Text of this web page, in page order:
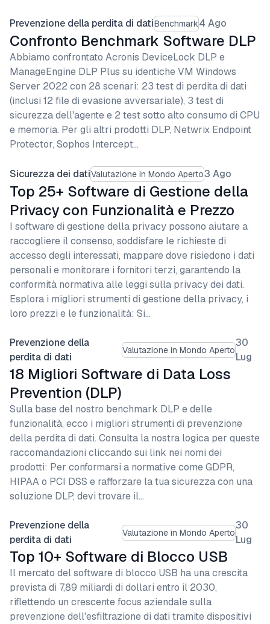
Prevenzione della perdita di datiBenchmark4 Ago
Confronto Benchmark Software DLP
Abbiamo confrontato Acronis DeviceLock DLP e
ManageEngine DLP Plus su identiche VM Windows
Server 2022 con 28 scenari: 23 test di perdita di dati
(inclusi 12 file di evasione avversariale), 3 test di
sicurezza dell'agente e 2 test sotto alto consumo di CPU
e memoria. Per gli altri prodotti DLP, Netwrix Endpoint
Protector, Sophos Intercept…
Sicurezza dei datiValutazione in Mondo Aperto3 Ago
Top 25+ Software di Gestione della
Privacy con Funzionalità e Prezzo
I software di gestione della privacy possono aiutare a
raccogliere il consenso, soddisfare le richieste di
accesso degli interessati, mappare dove risiedono i dati
personali e monitorare i fornitori terzi, garantendo la
conformità normativa alle leggi sulla privacy dei dati.
Esplora i migliori strumenti di gestione della privacy, i
loro prezzi e le funzionalità: Si…
Prevenzione della
perdita di dati
Valutazione in Mondo Aperto
30
Lug
18 Migliori Software di Data Loss
Prevention (DLP)
Sulla base del nostro benchmark DLP e delle
funzionalità, ecco i migliori strumenti di prevenzione
della perdita di dati. Consulta la nostra logica per queste
raccomandazioni cliccando sui link nei nomi dei
prodotti: Per conformarsi a normative come GDPR,
HIPAA o PCI DSS e rafforzare la tua sicurezza con una
soluzione DLP, devi trovare il…
Prevenzione della
perdita di dati
Valutazione in Mondo Aperto
30
Lug
Top 10+ Software di Blocco USB
Il mercato del software di blocco USB ha una crescita
prevista di 7,89 miliardi di dollari entro il 2030,
riflettendo un crescente focus aziendale sulla
prevenzione dell'esfiltrazione di dati tramite dispositivi